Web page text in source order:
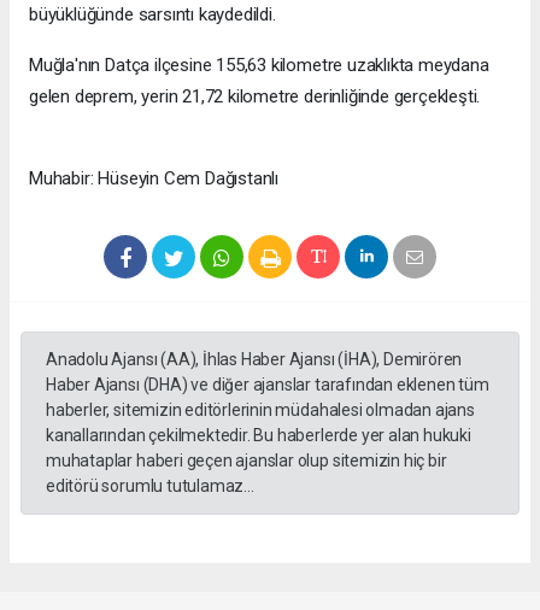
büyüklüğünde sarsıntı kaydedildi.
Muğla'nın Datça ilçesine 155,63 kilometre uzaklıkta meydana
gelen deprem, yerin 21,72 kilometre derinliğinde gerçekleşti.
Muhabir: Hüseyin Cem Dağıstanlı
Anadolu Ajansı (AA), İhlas Haber Ajansı (İHA), Demirören
Haber Ajansı (DHA) ve diğer ajanslar tarafından eklenen tüm
haberler, sitemizin editörlerinin müdahalesi olmadan ajans
kanallarından çekilmektedir. Bu haberlerde yer alan hukuki
muhataplar haberi geçen ajanslar olup sitemizin hiç bir
editörü sorumlu tutulamaz...